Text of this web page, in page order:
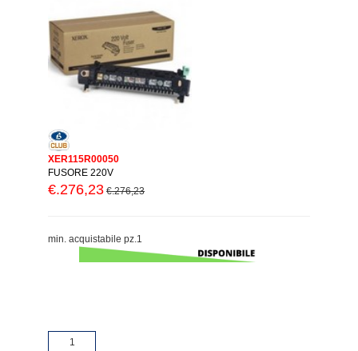
XER115R00050
FUSORE 220V
€.276,23 €.276,23
min. acquistabile pz.1